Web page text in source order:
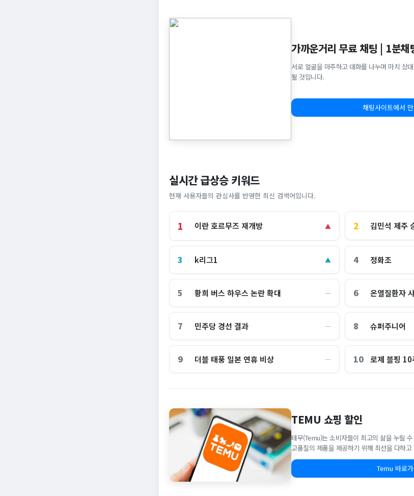
가까운거리 무료 채팅 | 1분채
서로 얼굴을 마주하고 대화를 나누며 마치 상
될 것입니다.
채팅사이트에서
실시간 급상승 키워드
현재 사용자들의 관심사를 반영한 최신 검색어입니다.
1 이란 호르무즈 재개방 ▲ 2 김민석 제주
3 k리그1 ▲ 4 정화조
5 황희 버스 하우스 논란 확대 ― 6 온열질환자
7 민주당 경선 결과 ― 8 슈퍼주니어
9 더블 태풍 일본 연휴 비상 ― 10 로제 블핑 10
TEMU 쇼핑 할인
테무(Temu)는 소비자들이 최고의 삶을 누릴
고품질의 제품을 제공하기 위해 최선을 다하고
Temu 바로